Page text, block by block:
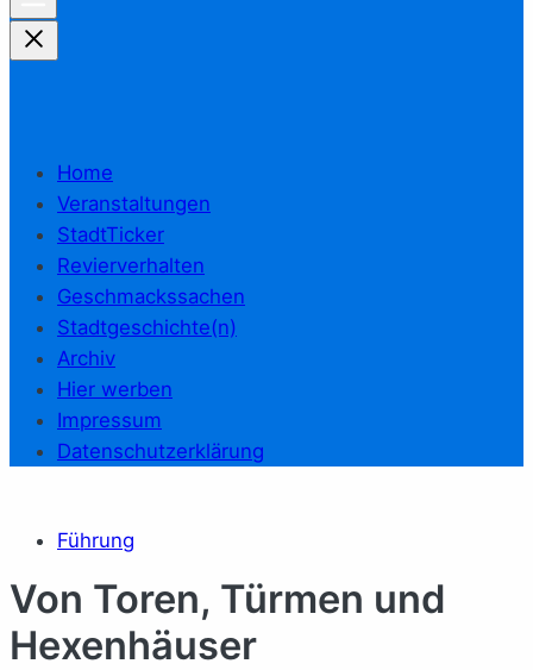
Home
Veranstaltungen
StadtTicker
Revierverhalten
Geschmackssachen
Stadtgeschichte(n)
Archiv
Hier werben
Impressum
Datenschutzerklärung
Führung
Von Toren, Türmen und
Hexenhäuser